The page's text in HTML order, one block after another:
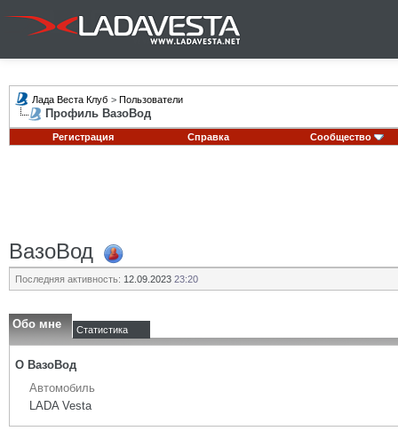
Лада Веста Клуб > Пользователи
Профиль ВазоВод
Регистрация Справка Сообщество
ВазоВод
Последняя активность: 12.09.2023 23:20
Обо мне Статистика
О ВазоВод
Автомобиль
LADA Vesta